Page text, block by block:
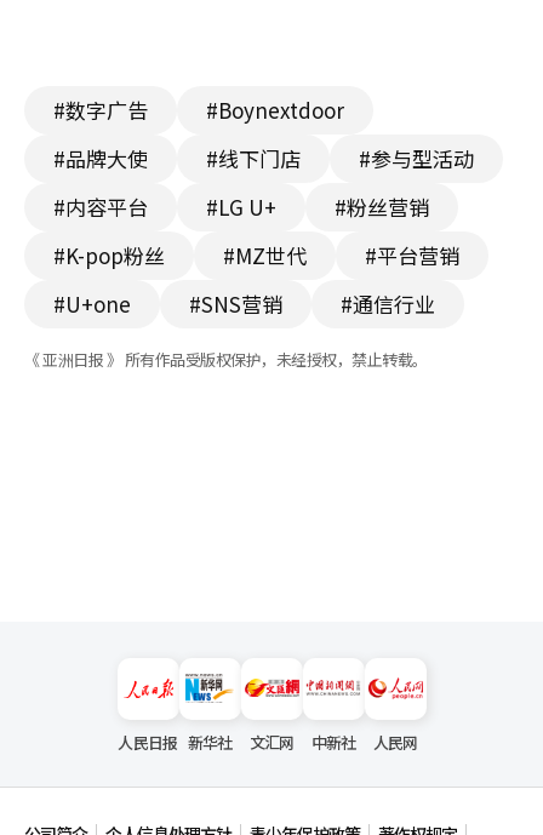
#数字广告
#Boynextdoor
#品牌大使
#线下门店
#参与型活动
#内容平台
#LG U+
#粉丝营销
#K-pop粉丝
#MZ世代
#平台营销
#U+one
#SNS营销 #通信行业
《 亚洲日报 》 所有作品受版权保护，未经授权，禁止转载。
人民日报 新华社 文汇网 中新社 人民网